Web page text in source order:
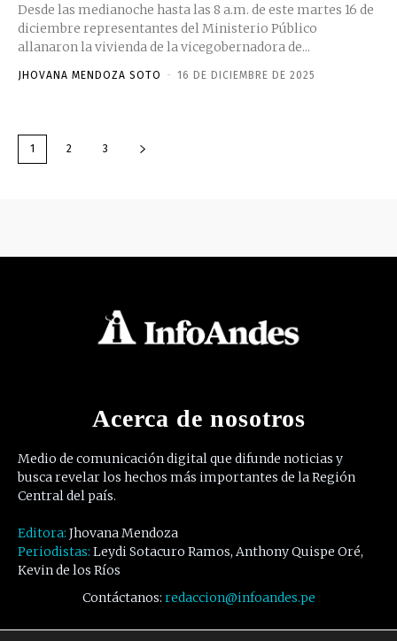
Desde las medianoche hasta las 8 a.m. de este martes 16 de
diciembre representantes del Ministerio Público
allanaron la vivienda de la vicegobernadora de...
JHOVANA MENDOZA SOTO - 16 DE DICIEMBRE DE 2025
1 2 3
Acerca de nosotros
Medio de comunicación digital que difunde noticias y
busca revelar los hechos más importantes de la Región
Central del país.
Editora: Jhovana Mendoza
Periodistas: Leydi Sotacuro Ramos, Anthony Quispe Oré,
Kevin de los Ríos
Contáctanos: redaccion@infoandes.pe